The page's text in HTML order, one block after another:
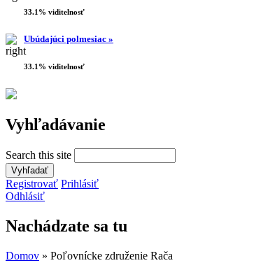
33.1% viditelnosť
Ubúdajúci polmesiac »
33.1% viditelnosť
Vyhľadávanie
Search this site
Registrovať Prihlásiť
Odhlásiť
Nachádzate sa tu
Domov » Poľovnícke združenie Rača